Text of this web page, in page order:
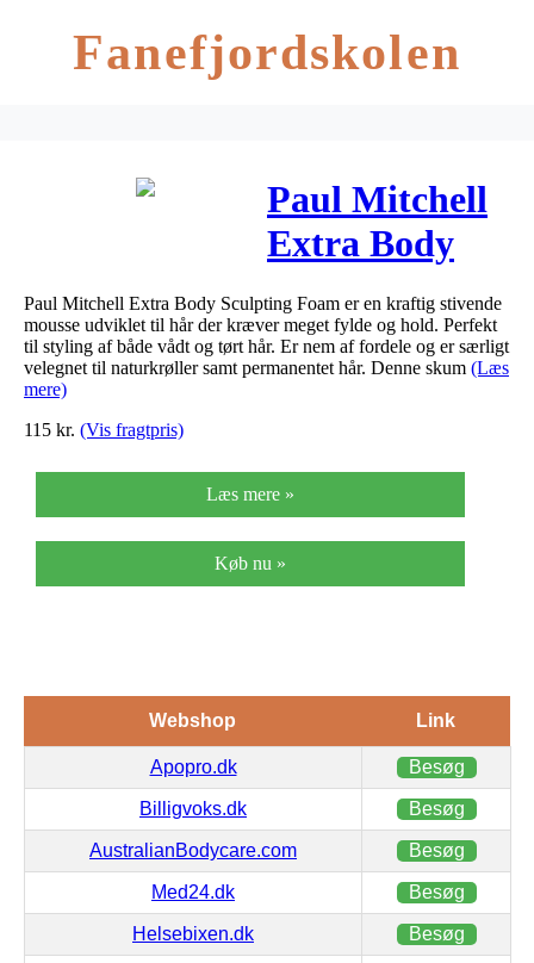
Fanefjordskolen
Paul Mitchell
Extra Body
Sculpting
Foam 200 ml
Paul Mitchell Extra Body Sculpting Foam er en kraftig stivende
mousse udviklet til hår der kræver meget fylde og hold. Perfekt
til styling af både vådt og tørt hår. Er nem af fordele og er særligt
velegnet til naturkrøller samt permanentet hår. Denne skum (Læs
mere)
115 kr. (Vis fragtpris)
Læs mere »
Køb nu »
Webshop Link
Apopro.dk Besøg
Billigvoks.dk Besøg
AustralianBodycare.com Besøg
Med24.dk Besøg
Helsebixen.dk Besøg